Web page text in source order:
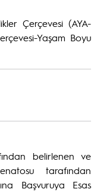
Çerçevesi (AYA-
Yaşam Boyu
belirlenen ve
tarafından
Başvuruya Esas